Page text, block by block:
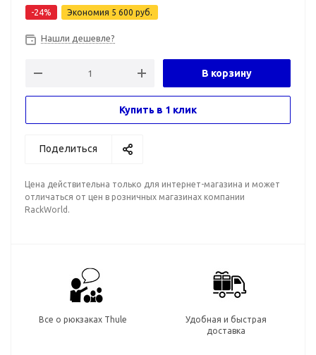
-24% Экономия 5 600 руб.
Нашли дешевле?
В корзину
Купить в 1 клик
Поделиться
Цена действительна только для интернет-магазина и может
отличаться от цен в розничных магазинах компании
RackWorld.
Все о рюкзаках Thule
Удобная и быстрая
доставка